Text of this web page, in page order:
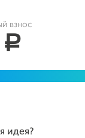
взнос
a
идея?